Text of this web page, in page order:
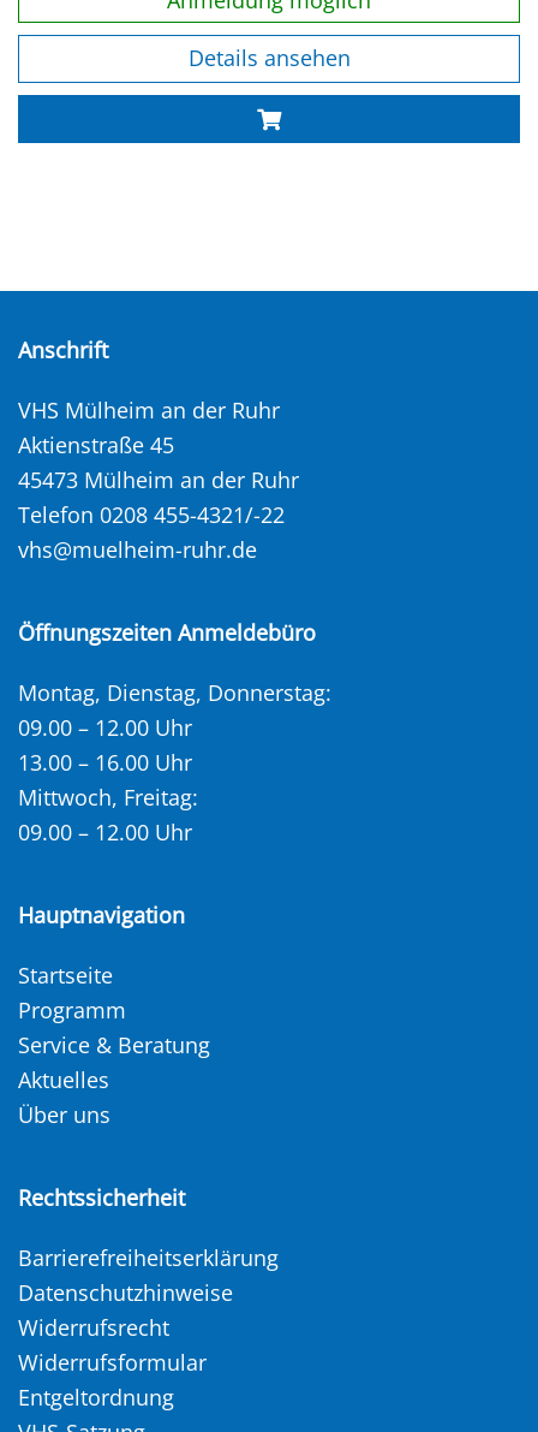
Details ansehen
Anschrift
VHS Mülheim an der Ruhr
Aktienstraße 45
45473 Mülheim an der Ruhr
Telefon 0208 455-4321/-22
vhs@muelheim-ruhr.de
Öffnungszeiten Anmeldebüro
Montag, Dienstag, Donnerstag:
09.00 – 12.00 Uhr
13.00 – 16.00 Uhr
Mittwoch, Freitag:
09.00 – 12.00 Uhr
Hauptnavigation
Startseite
Programm
Service & Beratung
Aktuelles
Über uns
Rechtssicherheit
Barrierefreiheitserklärung
Datenschutzhinweise
Widerrufsrecht
Widerrufsformular
Entgeltordnung